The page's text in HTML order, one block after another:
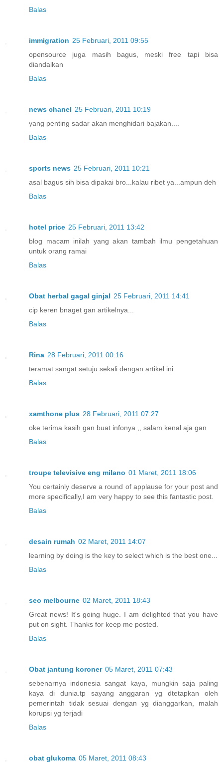
Balas
immigration 25 Februari, 2011 09:55
opensource juga masih bagus, meski free tapi bisa
diandalkan
Balas
news chanel 25 Februari, 2011 10:19
yang penting sadar akan menghidari bajakan....
Balas
sports news 25 Februari, 2011 10:21
asal bagus sih bisa dipakai bro...kalau ribet ya...ampun deh
Balas
hotel price 25 Februari, 2011 13:42
blog macam inilah yang akan tambah ilmu pengetahuan
untuk orang ramai
Balas
Obat herbal gagal ginjal 25 Februari, 2011 14:41
cip keren bnaget gan artikelnya...
Balas
Rina 28 Februari, 2011 00:16
teramat sangat setuju sekali dengan artikel ini
Balas
xamthone plus 28 Februari, 2011 07:27
oke terima kasih gan buat infonya ,, salam kenal aja gan
Balas
troupe televisive eng milano 01 Maret, 2011 18:06
You certainly deserve a round of applause for your post and
more specifically,I am very happy to see this fantastic post.
Balas
desain rumah 02 Maret, 2011 14:07
learning by doing is the key to select which is the best one...
Balas
seo melbourne 02 Maret, 2011 18:43
Great news! It's going huge. I am delighted that you have
put on sight. Thanks for keep me posted.
Balas
Obat jantung koroner 05 Maret, 2011 07:43
sebenarnya indonesia sangat kaya, mungkin saja paling
kaya di dunia.tp sayang anggaran yg dtetapkan oleh
pemerintah tidak sesuai dengan yg dianggarkan, malah
korupsi yg terjadi
Balas
obat glukoma 05 Maret, 2011 08:43